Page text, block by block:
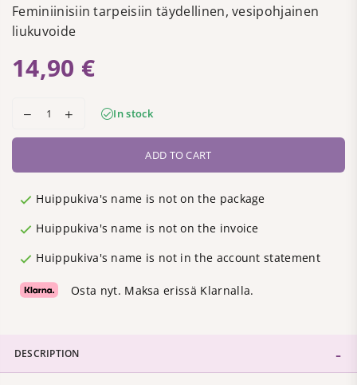
Feminiinisiin tarpeisiin täydellinen, vesipohjainen
liukuvoide
Regular
14,90 €
In stock
ADD TO CART
Huippukiva's name is not on the package
Huippukiva's name is not on the invoice
Huippukiva's name is not in the account statement
Osta nyt. Maksa erissä Klarnalla.
DESCRIPTION